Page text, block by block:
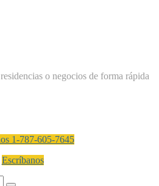
o negocios de forma rápida
1-787-605-7645
Escríbanos